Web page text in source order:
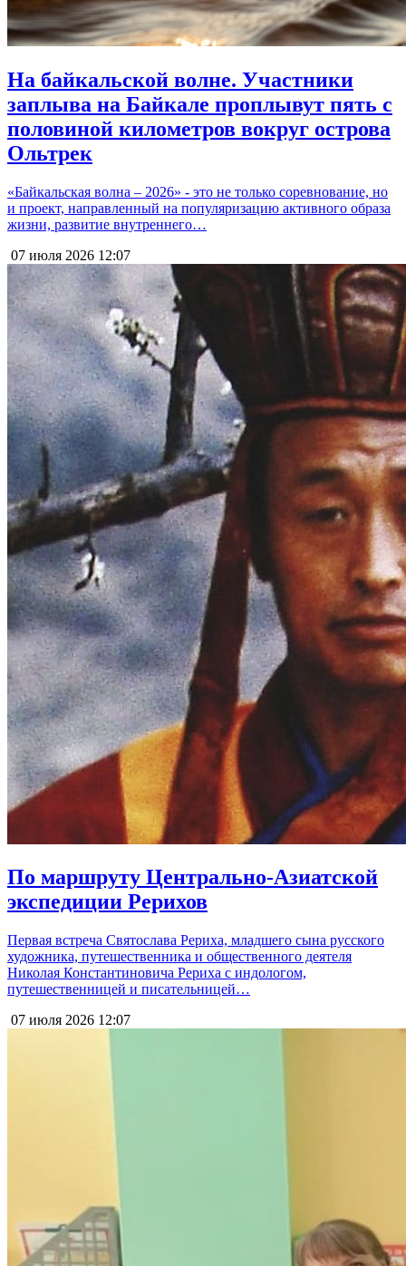
На байкальской волне. Участники
заплыва на Байкале проплывут пять с
половиной километров вокруг острова
Ольтрек
«Байкальская волна – 2026» - это не только соревнование, но
и проект, направленный на популяризацию активного образа
жизни, развитие внутреннего…
07 июля 2026 12:07
По маршруту Центрально-Азиатской
экспедиции Рерихов
Первая встреча Святослава Рериха, младшего сына русского
художника, путешественника и общественного деятеля
Николая Константиновича Рериха с индологом,
путешественницей и писательницей…
07 июля 2026 12:07